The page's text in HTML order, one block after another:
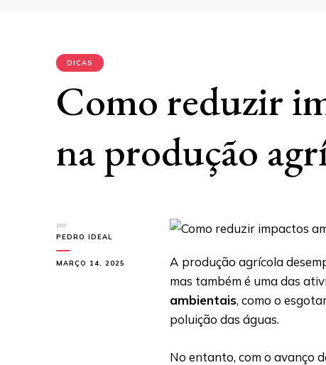
DICAS
Como reduzir
na produção
por
PEDRO IDEAL
MARÇO 14, 2025
A produção agrícola
mas também é uma das
ambientais, como o
poluição das águas.
No entanto, com o avanço